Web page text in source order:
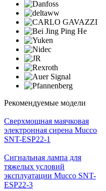
Рекомендуемые модели
Cверхмощная маячковая
электронная сирена Mucco
SNT-ESP22-1
Сигнальная лампа для
тяжелых условий
эксплуатации Mucco SNT-
ESP22-3